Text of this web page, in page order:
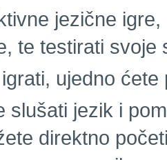
jezične
te testirati
ujedno ćete
slušati jezik i
direktno